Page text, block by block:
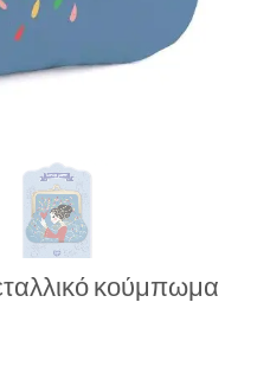
κούμπωμα